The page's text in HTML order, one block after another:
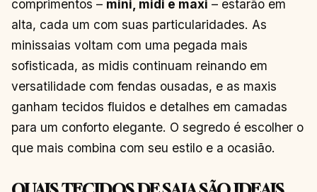
comprimentos – mini, midi e maxi – estarão em
alta, cada um com suas particularidades. As
minissaias voltam com uma pegada mais
sofisticada, as midis continuam reinando em
versatilidade com fendas ousadas, e as maxis
ganham tecidos fluidos e detalhes em camadas
para um conforto elegante. O segredo é escolher o
que mais combina com seu estilo e a ocasião.